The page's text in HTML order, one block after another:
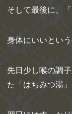
そして最後に、「
身体にいいとい
先日少し喉の調
た「はちみつ湯